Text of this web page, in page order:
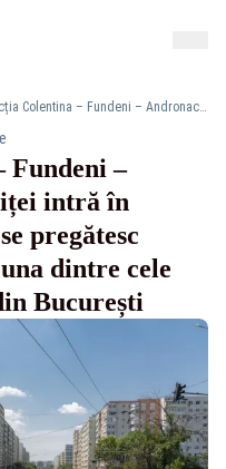
Intersecția Colentina – Fundeni – Andronache – Gherghiței intră în reconfigurare. Șoferii se pregătesc pentru un an dificil în una dintre cele mai aglomerate zone din București
Fundeni –
intră în
pregătesc
dintre cele
București